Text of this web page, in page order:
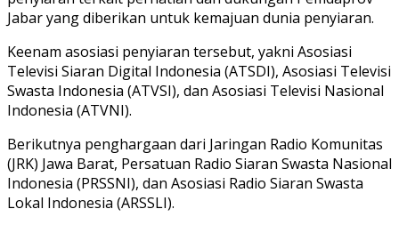
Jabar yang diberikan untuk kemajuan dunia penyiaran.
Keenam asosiasi penyiaran tersebut, yakni Asosiasi
Televisi Siaran Digital Indonesia (ATSDI), Asosiasi Televisi
Swasta Indonesia (ATVSI), dan Asosiasi Televisi Nasional
Indonesia (ATVNI).
Berikutnya penghargaan dari Jaringan Radio Komunitas
(JRK) Jawa Barat, Persatuan Radio Siaran Swasta Nasional
Indonesia (PRSSNI), dan Asosiasi Radio Siaran Swasta
Lokal Indonesia (ARSSLI).